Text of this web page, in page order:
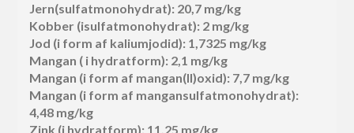
Jern(sulfatmonohydrat): 20,7 mg/kg
Kobber (isulfatmonohydrat): 2 mg/kg
Jod (i form af kaliumjodid): 1,7325 mg/kg
Mangan ( i hydratform): 2,1 mg/kg
Mangan (i form af mangan(II)oxid): 7,7 mg/kg
Mangan (i form af mangansulfatmonohydrat):
4,48 mg/kg
Zink (i hydratform): 11,25 mg/kg